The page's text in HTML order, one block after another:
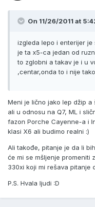
On 11/26/2011 at
izgleda lepo i enterijer je
je ta x5-ca jedan od
to zglobni a takav je i u
,centar,onda to i nije
Meni je lično jako lep džip
ali u odnosu na Q7, ML i
fazon Porche Cayenne-a i
klasi X6 ali budimo realni :)
Ali takođe, pitanje je da li
će mi se mšljenje promeniti
330xi koji mi rešava pitanje
P.S. Hvala ljudi :D